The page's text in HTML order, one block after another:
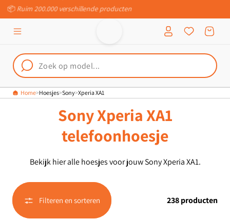
Meteen naar
📦 Ruim 200.000 verschillende producten
Winkelwagen
Home Hoesjes Sony Xperia XA1
Sony Xperia XA1
telefoonhoesje
Bekijk hier alle hoesjes voor jouw Sony Xperia XA1.
Filteren en sorteren 238 producten